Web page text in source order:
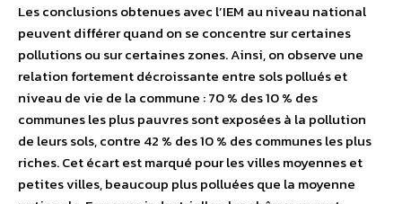
Les conclusions obtenues avec l’IEM au niveau national
peuvent différer quand on se concentre sur certaines
pollutions ou sur certaines zones. Ainsi, on observe une
relation fortement décroissante entre sols pollués et
niveau de vie de la commune : 70 % des 10 % des
communes les plus pauvres sont exposées à la pollution
de leurs sols, contre 42 % des 10 % des communes les plus
riches. Cet écart est marqué pour les villes moyennes et
petites villes, beaucoup plus polluées que la moyenne